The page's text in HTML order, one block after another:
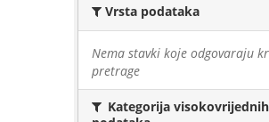
Vrsta podataka
Nema stavki koje odgovaraju
pretrage
Kategorija visokovrijednih